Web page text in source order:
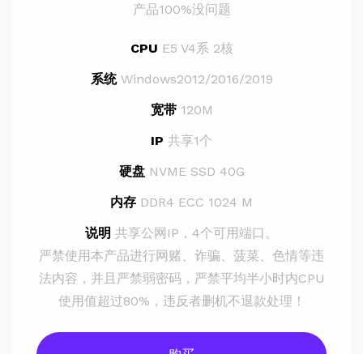
产品100%没问题
CPU E5 V4系 2核
系统Windows2012/2016/2019
宽带120M
IP 共享1个
硬盘NVME SSD 40G
内存 DDR4 ECC 1024 M
说明 共享公网IP，4个可用端口。
严禁使用本产品进行网赌、诈骗、菠菜、色情等违
法内容，并且严禁弱密码，严禁平均半小时内CPU
使用值超过80%，违反者删机不退款处理！